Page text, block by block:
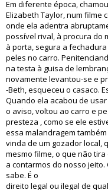
Em diferente época,
Elizabeth Taylor, num filme
onde ela adentra
possível rival, à procura do
à porta, segura a
peles no carro.
na testa à guisa de
novamente levantou-se e
-Beth, esqueceu o casaco.
Quando ela acabou de
o aviso, voltou ao carro e
presteza , como se ele
essa malandragem
vinda de um gozador local,
mesmo filme, o que não
a contarmos do nosso
sabe. É o
direito legal ou ilegal de